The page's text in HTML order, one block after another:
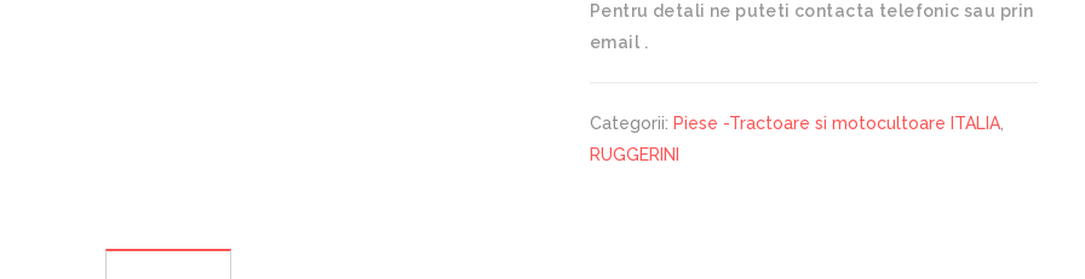
Pentru detali ne puteti contacta telefonic sau prin
email .
Categorii: Piese -Tractoare si motocultoare ITALIA
RUGGERINI